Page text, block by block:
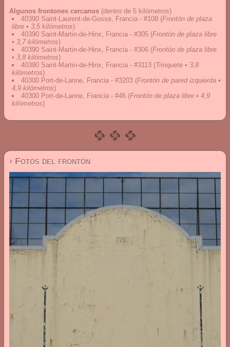
Algunos frontones cercanos (dentro de 5 kilómetros)
40390 Saint-Laurent-de-Gosse, Francia - #108 (Frontón de plaza
libre • 3,5 kilómetros)
40390 Saint-Martin-de-Hinx, Francia - #305 (Frontón de plaza libre
• 3,7 kilómetros)
40390 Saint-Martin-de-Hinx, Francia - #306 (Frontón de plaza libre
• 3,8 kilómetros)
40390 Saint-Martin-de-Hinx, Francia - #3113 (Trinquete • 3,8
kilómetros)
40300 Port-de-Lanne, Francia - #3203 (Frontón de pared izquierda •
4,9 kilómetros)
40300 Port-de-Lanne, Francia - #46 (Frontón de plaza libre • 4,9
kilómetros)
› Fotos del frontón